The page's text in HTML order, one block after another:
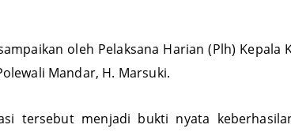
oleh Pelaksana Harian (Plh) Kepala
Mandar, H. Marsuki.
tersebut menjadi bukti nyata